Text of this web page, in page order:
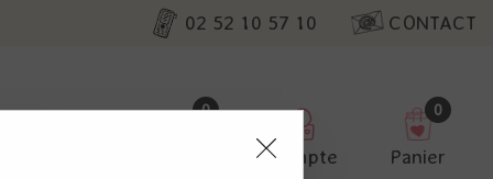
02 52 10 57 10 CONTACT
0
Compte
0
Panier